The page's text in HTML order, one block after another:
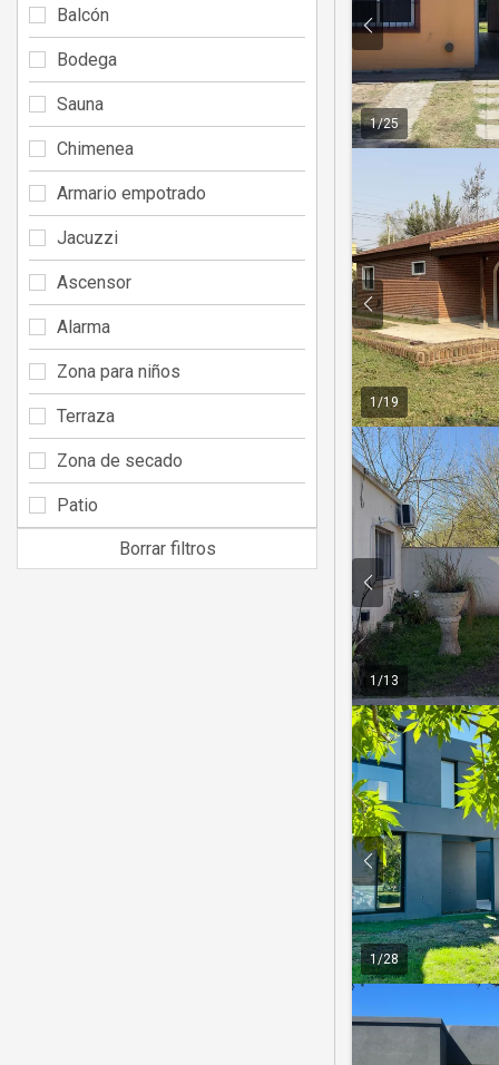
1/25
1/19
1 /13
1/28
Balcón
Bodega
Sauna
Chimenea
Armario empotrado
Jacuzzi
Ascensor
Alarma
Zona para niños
Terraza
Zona de secado
Patio
Borrar filtros